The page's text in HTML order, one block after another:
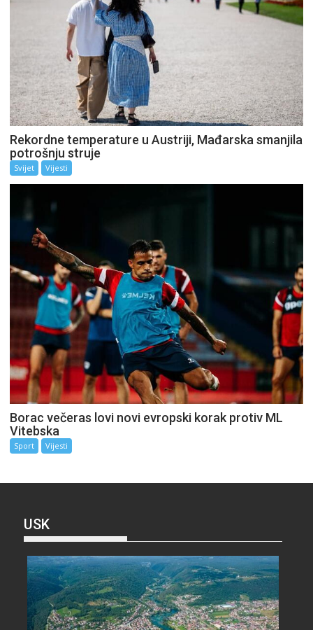
Rekordne temperature u Austriji, Mađarska smanjila
potrošnju struje
Svijet Vijesti
Borac večeras lovi novi evropski korak protiv ML
Vitebska
Sport Vijesti
USK